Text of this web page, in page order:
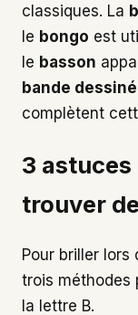
classiques. La
le bongo est
le basson
bande
complètent
3
trouver
Pour briller lors
trois méthodes
la lettre B.